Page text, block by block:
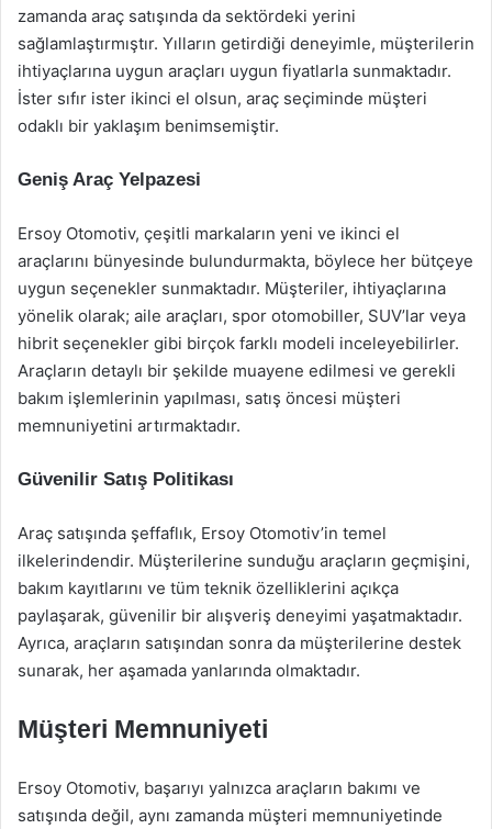
zamanda araç satışında da sektördeki yerini
sağlamlaştırmıştır. Yılların getirdiği deneyimle, müşterilerin
ihtiyaçlarına uygun araçları uygun fiyatlarla sunmaktadır.
İster sıfır ister ikinci el olsun, araç seçiminde müşteri
odaklı bir yaklaşım benimsemiştir.
Geniş Araç Yelpazesi
Ersoy Otomotiv, çeşitli markaların yeni ve ikinci el
araçlarını bünyesinde bulundurmakta, böylece her bütçeye
uygun seçenekler sunmaktadır. Müşteriler, ihtiyaçlarına
yönelik olarak; aile araçları, spor otomobiller, SUV’lar veya
hibrit seçenekler gibi birçok farklı modeli inceleyebilirler.
Araçların detaylı bir şekilde muayene edilmesi ve gerekli
bakım işlemlerinin yapılması, satış öncesi müşteri
memnuniyetini artırmaktadır.
Güvenilir Satış Politikası
Araç satışında şeffaflık, Ersoy Otomotiv’in temel
ilkelerindendir. Müşterilerine sunduğu araçların geçmişini,
bakım kayıtlarını ve tüm teknik özelliklerini açıkça
paylaşarak, güvenilir bir alışveriş deneyimi yaşatmaktadır.
Ayrıca, araçların satışından sonra da müşterilerine destek
sunarak, her aşamada yanlarında olmaktadır.
Müşteri Memnuniyeti
Ersoy Otomotiv, başarıyı yalnızca araçların bakımı ve
satışında değil, aynı zamanda müşteri memnuniyetinde